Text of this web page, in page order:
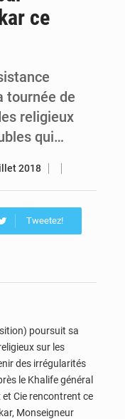
ce
tournée de
religieux
qui…
2018
Tweetez!
poursuit sa
sur les
des irrégularités
le Khalife général
Cie rencontrent ce
Monseigneur